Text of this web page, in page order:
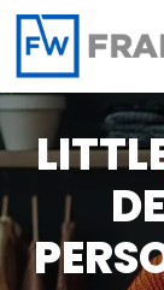
Panneau de